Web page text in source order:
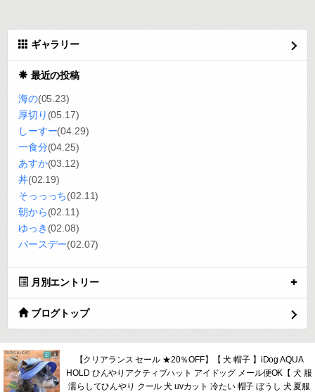
ギャラリー
最近の投稿
海の(05.23)
厚切り (05.17)
しーすー(04.29)
一食分(04.25)
あすか(03.12)
丼(02.19)
そっっっち(02.11)
朝から(02.11)
ゆっき (02.08)
バースデー(02.07)
月別エントリー
ブログトップ
【クリアランス セール ★20％OFF】【 犬 帽子 】iDog AQUA
HOLD ひんやりアクティブハット アイドッグ メール便OK【 犬 服
濡らしてひんやり クール 犬 uvカット 冷たい 帽子 ぼうし 犬 夏服